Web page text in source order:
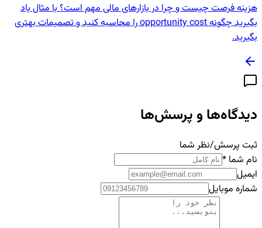
هزینه فرصت چیست و چرا در بازارهای مالی مهم است؟ با مثال‌ یاد
بگیرید چگونه opportunity cost را محاسبه کنید و تصمیمات بهتری
بگیرید.
دیدگاه‌ها و پرسش‌ها
ثبت پرسش/نظر شما
نام شما*
ایمیل
شماره موبایل